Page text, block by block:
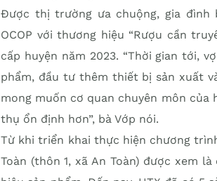
Được thị trường ưa chuộng, gia đình
OCOP với thương hiệu “Rượu cần
cấp huyện năm 2023. “Thời gian tới,
phẩm, đầu tư thêm thiết bị sản xuất
mong muốn cơ quan chuyên môn
thụ ổn định hơn”, bà Vớp nói.
Từ khi triển khai thực hiện chương
Toàn (thôn 1, xã An Toàn) được xem